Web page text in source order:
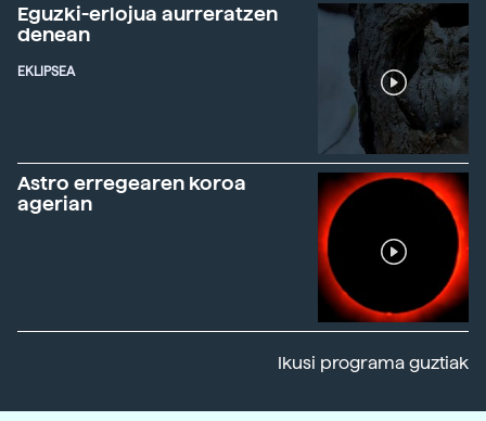
Eguzki-erlojua aurreratzen
denean
EKLIPSEA
Astro erregearen koroa
agerian
Ikusi programa guztiak